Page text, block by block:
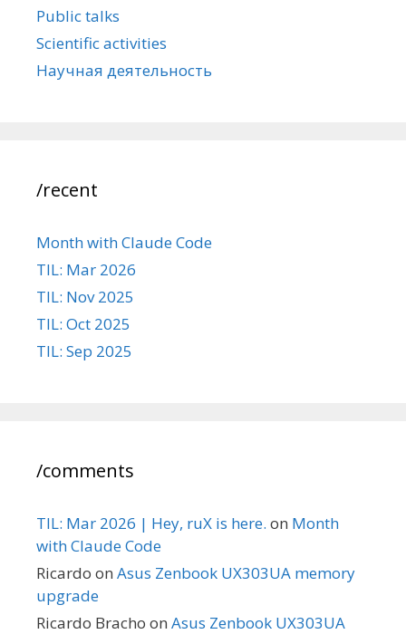
Public talks
Scientific activities
Научная деятельность
/recent
Month with Claude Code
TIL: Mar 2026
TIL: Nov 2025
TIL: Oct 2025
TIL: Sep 2025
/comments
TIL: Mar 2026 | Hey, ruX is here. on Month
with Claude Code
Ricardo on Asus Zenbook UX303UA memory
upgrade
Ricardo Bracho on Asus Zenbook UX303UA